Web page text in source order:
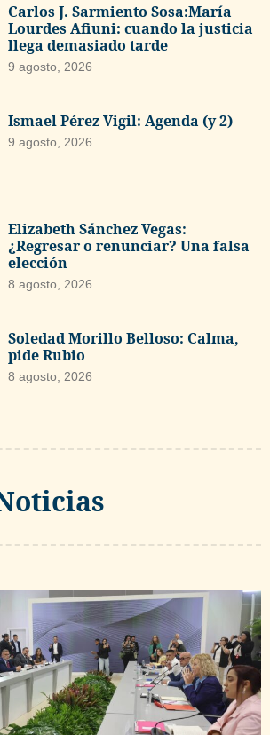
Carlos J. Sarmiento Sosa:María
Lourdes Afiuni: cuando la justicia
llega demasiado tarde
9 agosto, 2026
Ismael Pérez Vigil: Agenda (y 2)
9 agosto, 2026
Elizabeth Sánchez Vegas:
¿Regresar o renunciar? Una falsa
elección
8 agosto, 2026
Soledad Morillo Belloso: Calma,
pide Rubio
8 agosto, 2026